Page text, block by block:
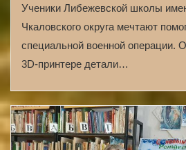
Ученики Либежевской школы
Чкаловского округа мечтают
специальной военной операции.
3D-принтере детали…